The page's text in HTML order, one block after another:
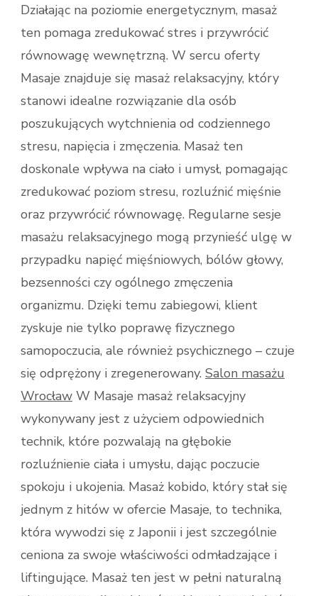
Działając na poziomie energetycznym, masaż
ten pomaga zredukować stres i przywrócić
równowagę wewnętrzną. W sercu oferty
Masaje znajduje się masaż relaksacyjny, który
stanowi idealne rozwiązanie dla osób
poszukujących wytchnienia od codziennego
stresu, napięcia i zmęczenia. Masaż ten
doskonale wpływa na ciało i umysł, pomagając
zredukować poziom stresu, rozluźnić mięśnie
oraz przywrócić równowagę. Regularne sesje
masażu relaksacyjnego mogą przynieść ulgę w
przypadku napięć mięśniowych, bólów głowy,
bezsenności czy ogólnego zmęczenia
organizmu. Dzięki temu zabiegowi, klient
zyskuje nie tylko poprawę fizycznego
samopoczucia, ale również psychicznego – czuje
się odprężony i zregenerowany. Salon masażu
Wrocław W Masaje masaż relaksacyjny
wykonywany jest z użyciem odpowiednich
technik, które pozwalają na głębokie
rozluźnienie ciała i umysłu, dając poczucie
spokoju i ukojenia. Masaż kobido, który stał się
jednym z hitów w ofercie Masaje, to technika,
która wywodzi się z Japonii i jest szczególnie
ceniona za swoje właściwości odmładzające i
liftingujące. Masaż ten jest w pełni naturalną